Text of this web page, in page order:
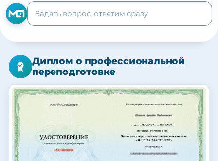
Диплом о профессиональной
переподготовке